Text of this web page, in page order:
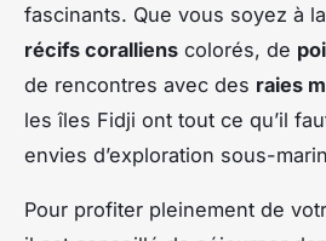
fascinants. Que vous soyez à
récifs coralliens colorés, de
de rencontres avec des raies
les îles Fidji ont tout ce qu’il
envies d’exploration sous-
Pour profiter pleinement de